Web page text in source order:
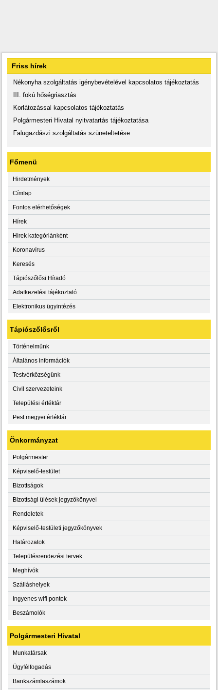
Friss hírek
Nékonyha szolgáltatás igénybevételével kapcsolatos tájékoztatás
III. fokú hőségriasztás
Korlátozással kapcsolatos tájékoztatás
Polgármesteri Hivatal nyitvatartás tájékoztatása
Falugazdászi szolgáltatás szüneteltetése
Főmenü
Hirdetmények
Címlap
Fontos elérhetőségek
Hírek
Hírek kategóriánként
Koronavírus
Keresés
Tápiószőlősi Híradó
Adatkezelési tájékoztató
Elektronikus ügyintézés
Tápiószőlősről
Történelmünk
Általános információk
Testvérközségünk
Civil szervezeteink
Települési értéktár
Pest megyei értéktár
Önkormányzat
Polgármester
Képviselő-testület
Bizottságok
Bizottsági ülések jegyzőkönyvei
Rendeletek
Képviselő-testületi jegyzőkönyvek
Határozatok
Településrendezési tervek
Meghívók
Szálláshelyek
Ingyenes wifi pontok
Beszámolók
Polgármesteri Hivatal
Munkatársak
Ügyfélfogadás
Bankszámlaszámok